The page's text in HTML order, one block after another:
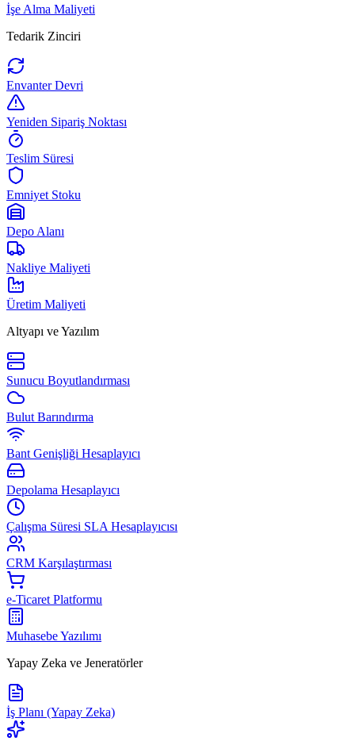
İşe Alma Maliyeti
Tedarik Zinciri
Envanter Devri
Yeniden Sipariş Noktası
Teslim Süresi
Emniyet Stoku
Depo Alanı
Nakliye Maliyeti
Üretim Maliyeti
Altyapı ve Yazılım
Sunucu Boyutlandırması
Bulut Barındırma
Bant Genişliği Hesaplayıcı
Depolama Hesaplayıcı
Çalışma Süresi SLA Hesaplayıcısı
CRM Karşılaştırması
e-Ticaret Platformu
Muhasebe Yazılımı
Yapay Zeka ve Jeneratörler
İş Planı (Yapay Zeka)